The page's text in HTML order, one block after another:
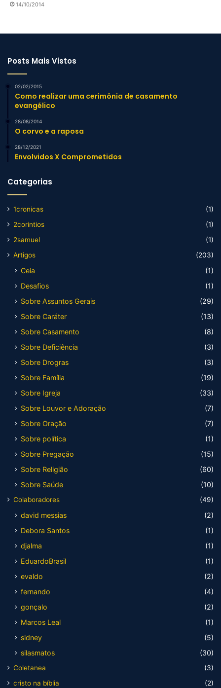
14/10/2014
Posts Mais Vistos
02/02/2015
Como realizar uma cerimônia de casamento
evangélico
28/08/2014
O corvo e a raposa
28/12/2021
Envolvidos X Comprometidos
Categorias
1cronicas
(1)
2corintios
(1)
2samuel
(1)
Artigos
(203)
Ceia
(1)
Desafios
(1)
Sobre Assuntos Gerais
(29)
Sobre Caráter
(13)
Sobre Casamento
(8)
Sobre Deficiência
(3)
Sobre Drogras
(3)
Sobre Família
(19)
Sobre Igreja
(33)
Sobre Louvor e Adoração
(7)
Sobre Oração
(7)
Sobre política
(1)
Sobre Pregação
(15)
Sobre Religião
(60)
Sobre Saúde
(10)
Colaboradores (49)
david messias
(2)
Debora Santos
(1)
djalma
(1)
EduardoBrasil
(1)
evaldo
(2)
fernando
(4)
gonçalo
(2)
Marcos Leal
(1)
sidney
(5)
silasmatos
(30)
Coletanea
(3)
cristo na bíblia
(2)